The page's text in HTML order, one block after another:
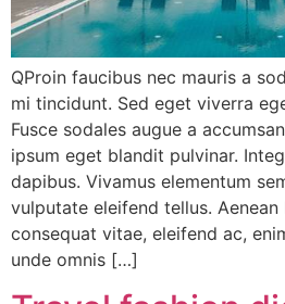
QProin faucibus nec mauris a
mi tincidunt. Sed eget viverra
Fusce sodales augue a
ipsum eget blandit pulvinar.
dapibus. Vivamus elementum
vulputate eleifend tellus.
consequat vitae, eleifend ac,
unde omnis […]